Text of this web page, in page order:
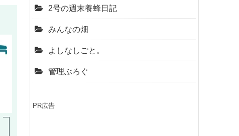
2号の週末養蜂日記
みんなの畑
よしなしごと。
管理ぶろぐ
PR広告